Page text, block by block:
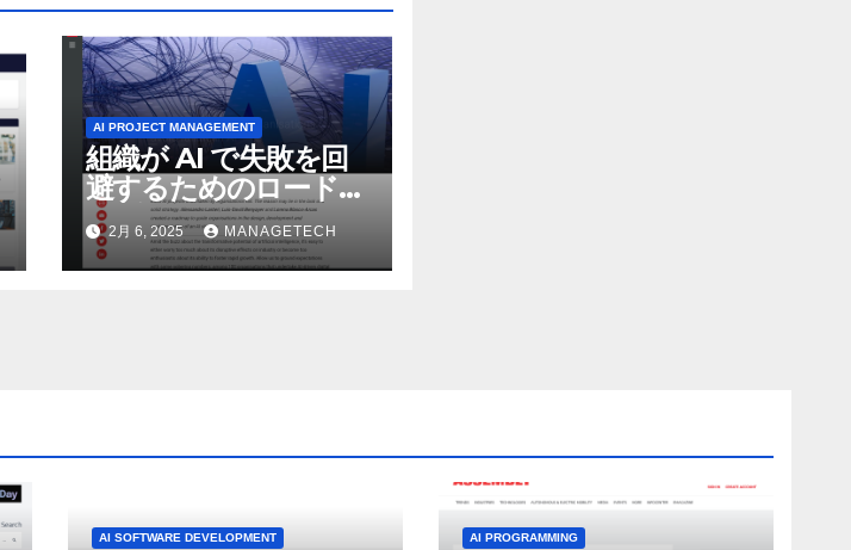
AI PROJECT MANAGEMENT
組織が AI で失敗を回
避するためのロードマ
ップ | LSE ビジネス
レビュー
2月 6, 2025 MANAGETECH
AI SOFTWARE DEVELOPMENT AI PROGRAMMING